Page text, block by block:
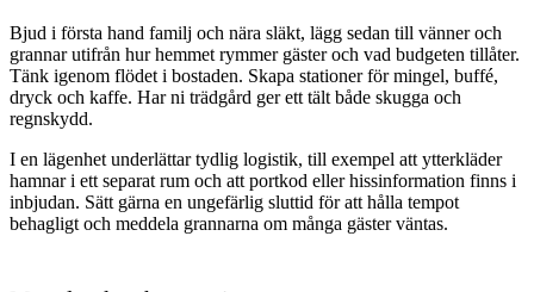
Bjud i första hand familj och nära släkt, lägg sedan till vänner och
grannar utifrån hur hemmet rymmer gäster och vad budgeten tillåter.
Tänk igenom flödet i bostaden. Skapa stationer för mingel, buffé,
dryck och kaffe. Har ni trädgård ger ett tält både skugga och
regnskydd.
I en lägenhet underlättar tydlig logistik, till exempel att ytterkläder
hamnar i ett separat rum och att portkod eller hissinformation finns i
inbjudan. Sätt gärna en ungefärlig sluttid för att hålla tempot
behagligt och meddela grannarna om många gäster väntas.